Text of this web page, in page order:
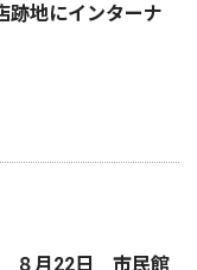
跡地にインターナ
８月22日 市民館